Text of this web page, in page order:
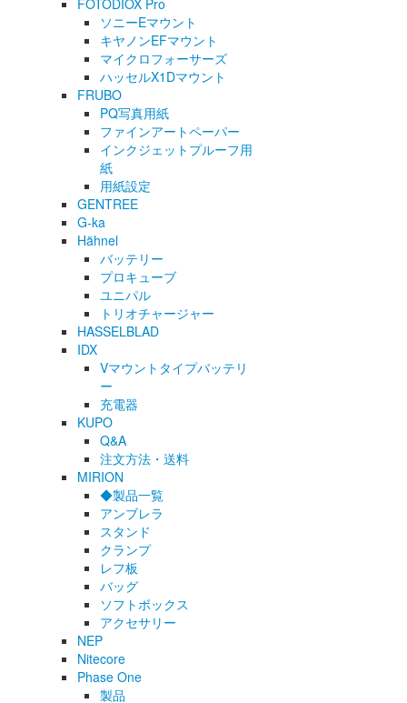
FOTODIOX Pro
ソニーEマウント
キヤノンEFマウント
マイクロフォーサーズ
ハッセルX1Dマウント
FRUBO
PQ写真用紙
ファインアートペーパー
インクジェットプルーフ用
紙
用紙設定
GENTREE
G-ka
Hähnel
バッテリー
プロキューブ
ユニパル
トリオチャージャー
HASSELBLAD
IDX
Vマウントタイプバッテリ
ー
充電器
KUPO
Q&A
注文方法・送料
MIRION
◆製品一覧
アンブレラ
スタンド
クランプ
レフ板
バッグ
ソフトボックス
アクセサリー
NEP
Nitecore
Phase One
製品